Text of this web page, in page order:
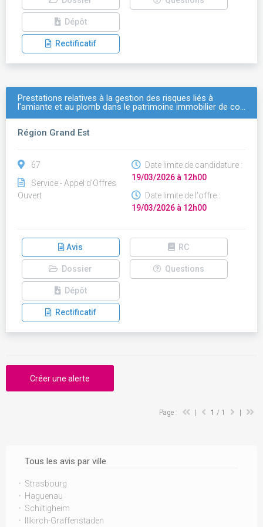
Tous les avis par ville
Strasbourg
Haguenau
Schiltigheim
Illkirch-Graffenstaden
Dépôt
Rectificatif
Prestations relatives à la gestion des risques liés à
l'amiante et au plomb dans le patrimoine immobilier de co…
Région Grand Est
67
Service - Appel d'Offres
Ouvert
Date limite de candidature :
19/03/2026 à 12h00
Date limite de l'offre :
19/03/2026 à 12h00
Avis RC
Dossier Questions
Dépôt
Rectificatif
Créer une alerte
Page : 1 / 1